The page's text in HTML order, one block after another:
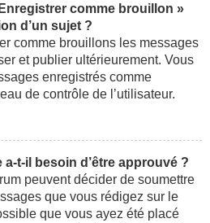
comme brouillon »
d’un sujet ?
comme brouillons les messages
et publier ultérieurement. Vous
enregistrés comme
de contrôle de l’utilisateur.
t-il besoin d’être approuvé ?
peuvent décider de soumettre
que vous rédigez sur le
que vous ayez été placé